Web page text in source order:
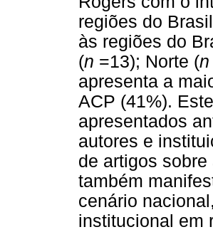
regiões do
às regiões do
(n =13); Norte (n
apresenta a
ACP (41%).
apresentados
autores e
de artigos
também
cenário
institucional em